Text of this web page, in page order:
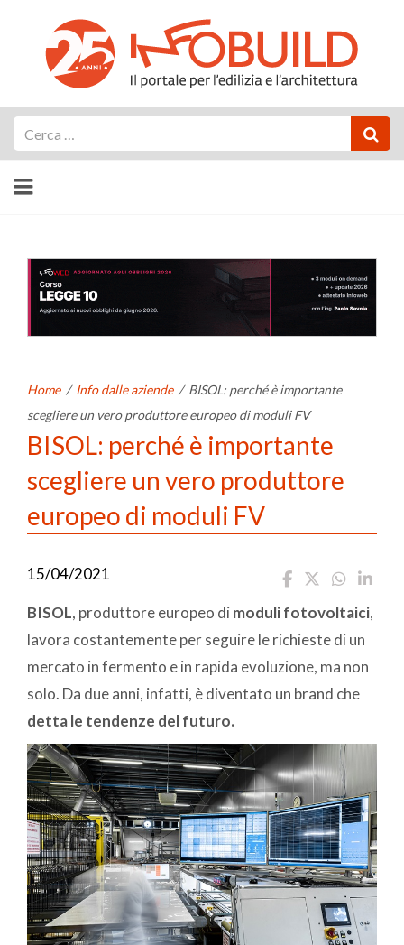
Home / Info dalle aziende / BISOL: perché è importante
scegliere un vero produttore europeo di moduli FV
BISOL: perché è importante
scegliere un vero produttore
europeo di moduli FV
15/04/2021
BISOL, produttore europeo di moduli fotovoltaici,
lavora costantemente per seguire le richieste di un
mercato in fermento e in rapida evoluzione, ma non
solo. Da due anni, infatti, è diventato un brand che
detta le tendenze del futuro.